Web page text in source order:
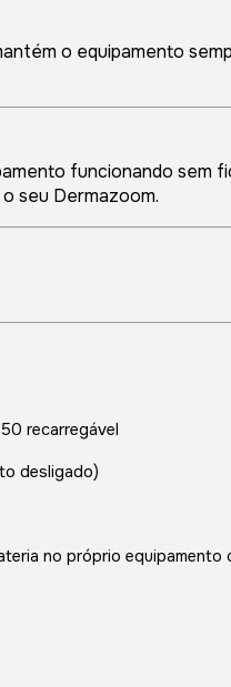
o equipamento
funcionando sem
seu Dermazoom.
recarregável
desligado)
no próprio